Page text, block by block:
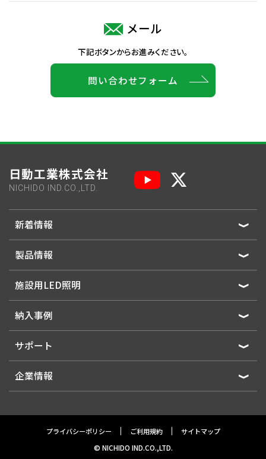
メール
下記ボタンからお進みください。
問い合わせフォーム
日動工業株式会社
NICHIDO IND.CO.,LTD.
新着情報
製品情報
施設用LED照明
納入事例
サポート
企業情報
プライバシーポリシー ご利用規約 サイトマップ
© NICHIDO IND.CO.,LTD.